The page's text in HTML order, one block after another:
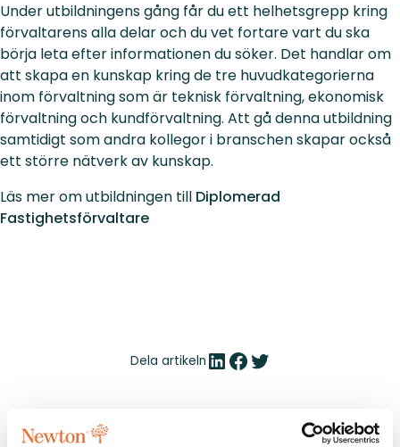
Under utbildningens gång får du ett helhetsgrepp kring
förvaltarens alla delar och du vet fortare vart du ska
börja leta efter informationen du söker. Det handlar om
att skapa en kunskap kring de tre huvudkategorierna
inom förvaltning som är teknisk förvaltning, ekonomisk
förvaltning och kundförvaltning. Att gå denna utbildning
samtidigt som andra kollegor i branschen skapar också
ett större nätverk av kunskap.
Läs mer om utbildningen till Diplomerad
Fastighetsförvaltare
Dela artikelnLinkedIn
Facebook
Twitter